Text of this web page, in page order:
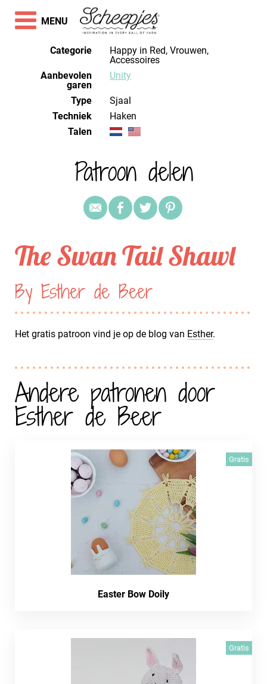
Categorie
Happy in Red, Vrouwen,
Accessoires
Aanbevolen
garen
Unity
Type
Sjaal
Techniek
haken
Talen
Patroon delen
The Swan Tail Shawl
By Esther de Beer
Het gratis patroon vind je op de blog van Esther.
Andere patronen door
Esther de Beer
Gratis
Easter Bow Doily
Gratis
MENU